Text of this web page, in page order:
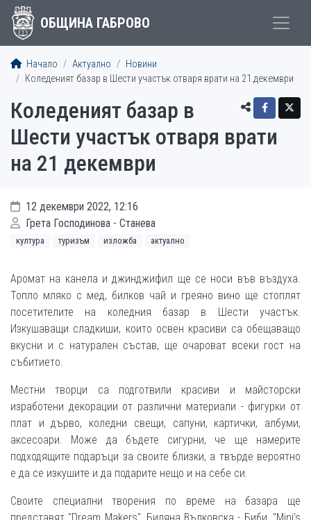
ОБЩИНА ГАБРОВО
Начало Актуално
Новини
Коледеният базар в Шести участък отваря врати на 21 декември
Коледеният базар в
Шести участък отваря врати
на 21 декември
12 декември 2022, 12:16
Грета Господинова - Станева
култура туризъм изложба актуално
Аромат на канела и джинджифил ще се носи във въздуха.
Топло мляко с мед, билков чай и греяно вино ще стоплят
посетителите на коледния базар в Шести участък.
Изкушаващи сладкиши, които освен красиви са обещаващо
вкусни и с натурален състав, ще очароват всеки гост на
събитието.
Местни творци са подготвили красиви и майсторски
изработени декорации от различни материали - фигурки от
плат и дърво, коледни свещи, сапуни, картички, албуми,
аксесоари. Може да бъдете сигурни, че ще намерите
подходящите подаръци за своите близки, а твърде вероятно
е да се изкушите и да подарите нещо и на себе си.
Своите специални творения по време на базара ще